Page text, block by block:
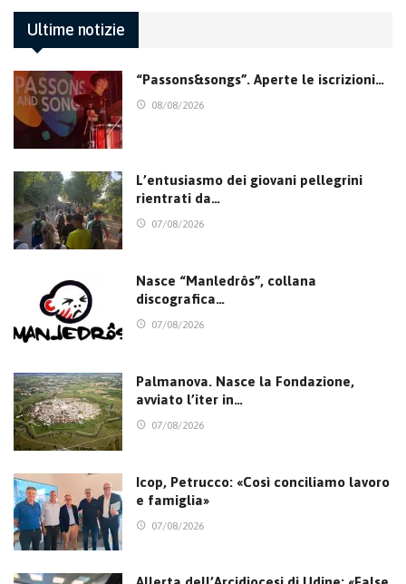
Ultime notizie
“Passons&songs”. Aperte le iscrizioni…
08/08/2026
L’entusiasmo dei giovani pellegrini
rientrati da…
07/08/2026
Nasce “Manledrôs”, collana
discografica…
07/08/2026
Palmanova. Nasce la Fondazione,
avviato l’iter in…
07/08/2026
Icop, Petrucco: «Così conciliamo lavoro
e famiglia»
07/08/2026